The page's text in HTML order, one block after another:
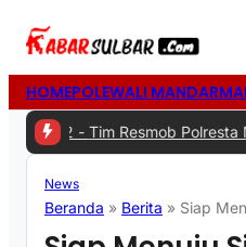
HOMEPOLEWALI MANDAR
Tim Resmob Polresta Mamuju
News
Beranda » Berita » Siap